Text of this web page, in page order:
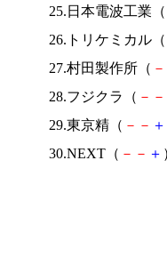
25.日本電波工業（
26.トリケミカル（
27.村田製作所（ －
28.フジクラ（ － －
29.東京精（ － － ＋
30.NEXT（ － － ＋